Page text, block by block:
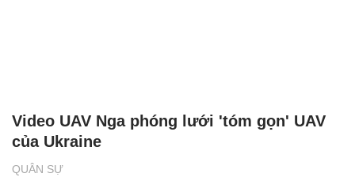
QUÂN SỰ
Video UAV Nga phóng lưới 'tóm gọn' UAV
của Ukraine